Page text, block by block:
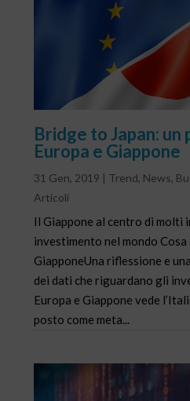
Bridge to Japan: un
Europa e Giappone
31 Gen, 2019 | Trend, News,
Articoli
Il Giappone al centro di molti
investimento nel mondo Cosa
GiapponeUna riflessione e
dei dati che riguardano gli
Europa e Giappone vede
posto come meta...